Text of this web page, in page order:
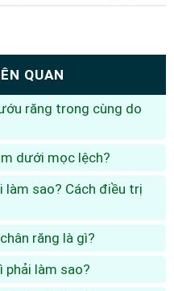
QUAN
răng trong cùng do
dưới mọc lệch?
làm sao? Cách điều trị
răng là gì?
phải làm sao?